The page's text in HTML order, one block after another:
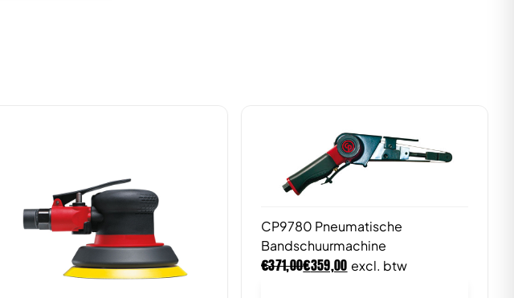
CP9780 Pneumatische
Bandschuurmachine
€371,00€359,00 excl. btw